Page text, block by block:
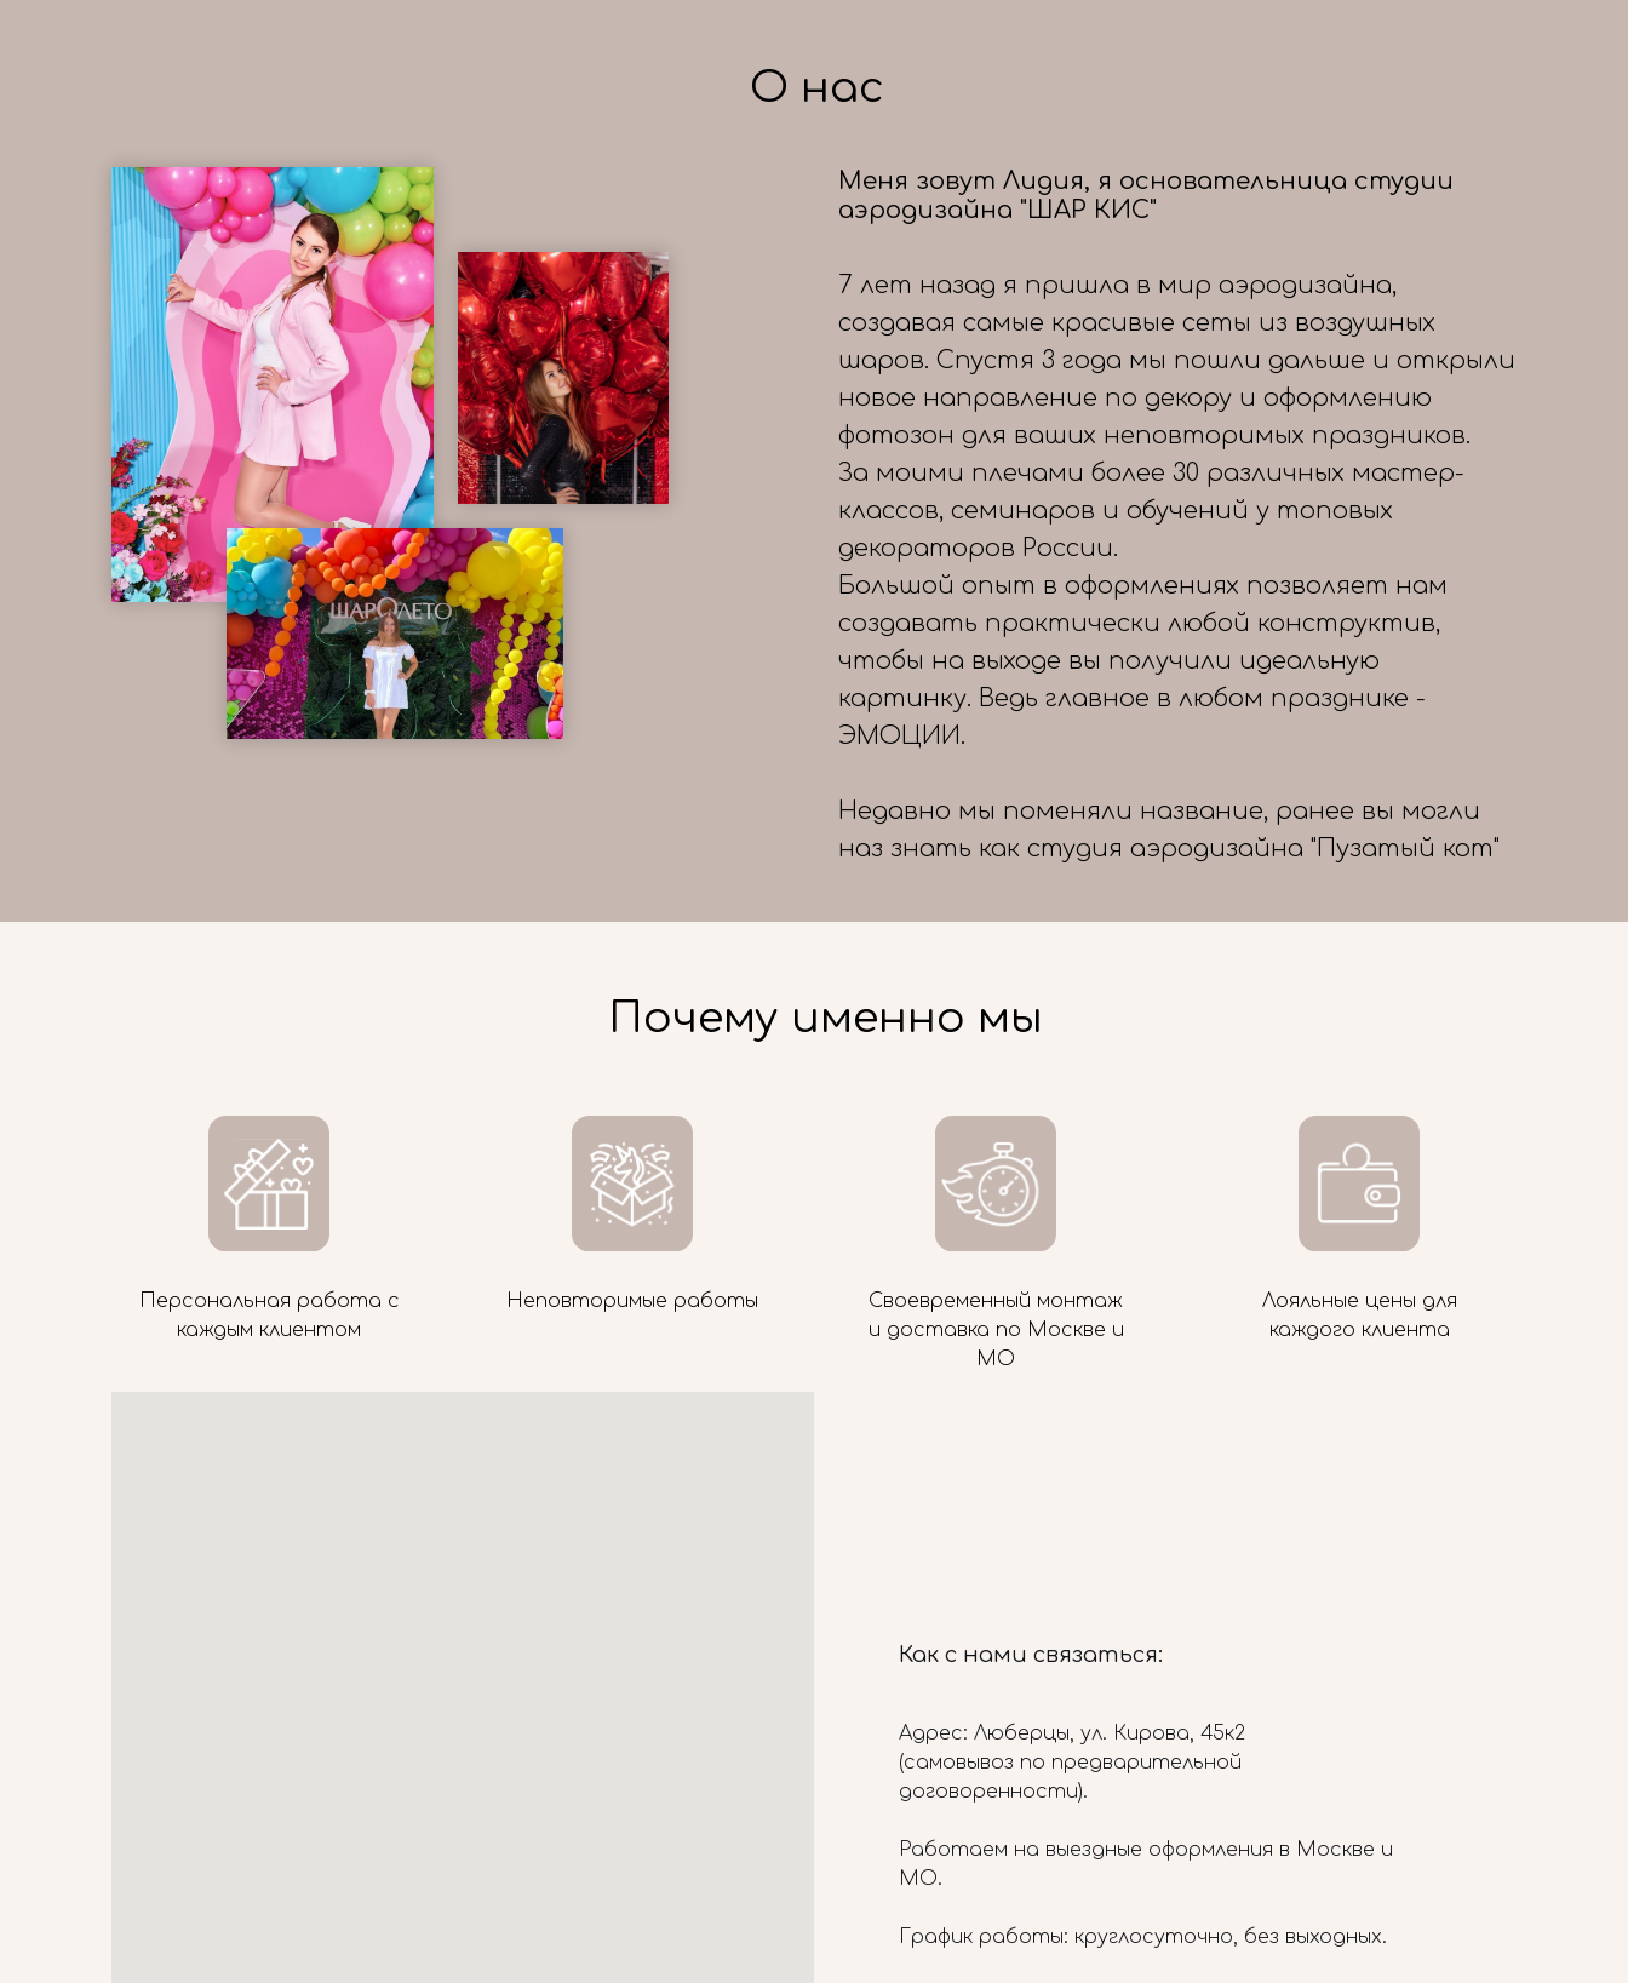
О нас
Меня зовут Лидия, я основательница студии
аэродизайна "ШАР КИС"
7 лет назад я пришла в мир аэродизайна,
создавая самые красивые сеты из воздушных
шаров. Спустя 3 года мы пошли дальше и открыли
новое направление по декору и оформлению
фотозон для ваших неповторимых праздников.
За моими плечами более 30 различных мастер-
классов, семинаров и обучений у топовых
декораторов России.
Большой опыт в оформлениях позволяет нам
создавать практически любой конструктив,
чтобы на выходе вы получили идеальную
картинку. Ведь главное в любом празднике -
ЭМОЦИИ.
Недавно мы поменяли название, ранее вы могли
наз знать как студия аэродизайна "Пузатый кот"
Почему именно мы
Персональная работа с
каждым клиентом
Неповторимые работы
Своевременный монтаж
и доставка по Москве и
МО
Лояльные цены для
каждого клиента
Как с нами связаться:
Адрес: Люберцы, ул. Кирова, 45к2
(самовывоз по предварительной
договоренности).
Работаем на выездные оформления в Москве и
МО.
График работы: круглосуточно, без выходных.